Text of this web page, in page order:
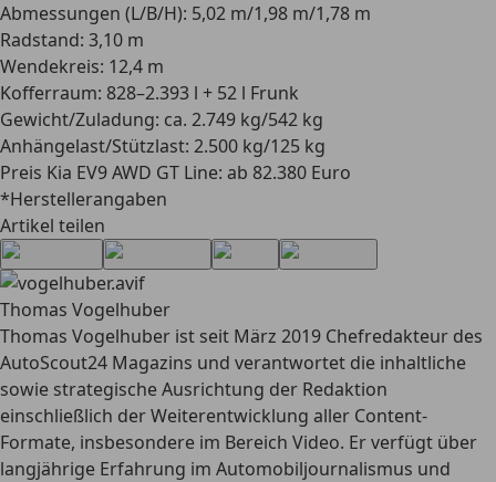
Abmessungen (L/B/H): 5,02 m/1,98 m/1,78 m
Radstand: 3,10 m
Wendekreis: 12,4 m
Kofferraum: 828–2.393 l + 52 l Frunk
Gewicht/Zuladung: ca. 2.749 kg/542 kg
Anhängelast/Stützlast: 2.500 kg/125 kg
Preis Kia EV9 AWD GT Line: ab 82.380 Euro
*Herstellerangaben
Artikel teilen
Thomas Vogelhuber
Thomas Vogelhuber ist seit März 2019 Chefredakteur des
AutoScout24 Magazins und verantwortet die inhaltliche
sowie strategische Ausrichtung der Redaktion
einschließlich der Weiterentwicklung aller Content-
Formate, insbesondere im Bereich Video. Er verfügt über
langjährige Erfahrung im Automobiljournalismus und